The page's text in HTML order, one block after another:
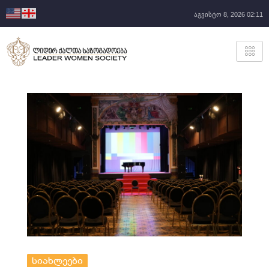
აგვისტო 8, 2026 02:11
სიახლეები